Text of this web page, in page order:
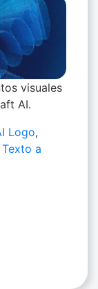
visuales
AI.
Logo,
Texto a